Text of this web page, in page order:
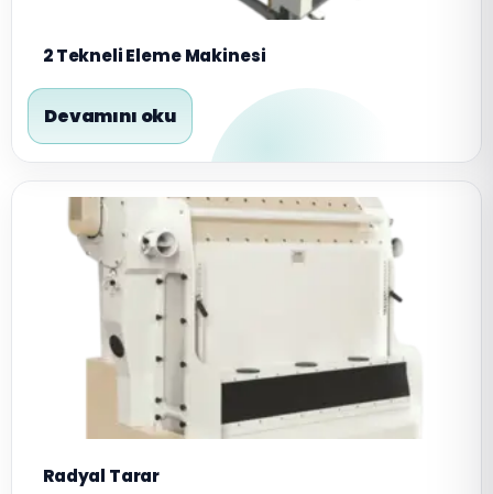
2 Tekneli Eleme Makinesi
Devamını oku
Radyal Tarar